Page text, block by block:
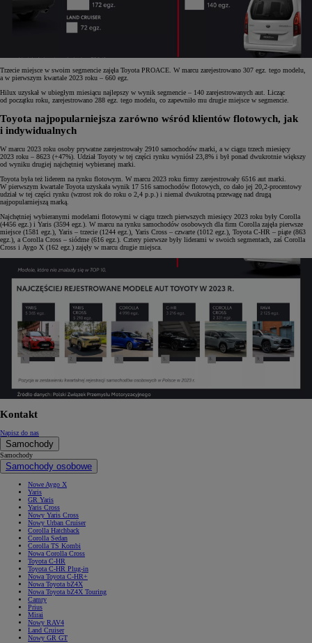
Trzecie miejsce w swoim segmencie zajęła Toyota PROACE. W marcu zarejestrowano 307 egz. tego modelu,
a w pierwszym kwartale 2023 roku – 660 egz.
Hilux uzyskał w ubiegłym miesiącu najlepszy w wynik segmencie – 140 zarejestrowanych aut. Licząc
od początku roku, zarejestrowano 288 egz. tego modelu, co zapewniło mu drugie miejsce w segmencie.
Toyota najpopularniejsza zarówno wśród klientów flotowych, jak
i indywidualnych
W marcu 2023 roku osoby prywatne zarejestrowały 2910 samochodów marki, a w ciągu trzech miesięcy
2023 roku – 8623 (+47%). Udział Toyoty w tej części rynku wyniósł 23,8% i był ponad dwukrotnie większy
od wyniku drugiej najchętniej wybieranej marki.
Toyota była też liderem na rynku flotowym. W marcu 2023 roku firmy zarejestrowały 6516 aut marki.
W pierwszym kwartale Toyota uzyskała wynik 17 516 samochodów flotowych, co dało jej 20,2-procentowy
udział w tej części rynku (wzrost rok do roku o 2,4 p.p.) i niemal dwukrotną przewagę nad drugą
najpopularniejszą marką.
Najchętniej wybieranymi modelami flotowymi w ciągu trzech pierwszych miesięcy 2023 roku były Corolla
(4456 egz.) i Yaris (3594 egz.). W marcu na rynku samochodów osobowych dla firm Corolla zajęła pierwsze
miejsce (1581 egz.), Yaris – trzecie (1244 egz.), Yaris Cross – czwarte (1012 egz.), Toyota C-HR – piąte (863
egz.), a Corolla Cross – siódme (616 egz.). Cztery pierwsze były liderami w swoich segmentach, zaś Corolla
Cross i Aygo X (162 egz.) zajęły w marcu drugie miejsca.
Kontakt
Napisz do nas
Samochody
Samochody
Samochody osobowe
Nowe Aygo X
Yaris
GR Yaris
Yaris Cross
Nowy Yaris Cross
Nowy Urban Cruiser
Corolla Hatchback
Corolla Sedan
Corolla TS Kombi
Nowa Corolla Cross
Toyota C-HR
Toyota C-HR Plug-in
Nowa Toyota C-HR+
Nowa Toyota bZ4X
Nowa Toyota bZ4X Touring
Camry
Prius
Mirai
Nowy RAV4
Land Cruiser
Nowy GR GT